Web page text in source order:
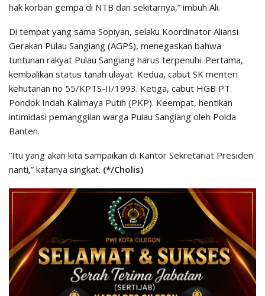
hak korban gempa di NTB dan sekitarnya,” imbuh Ali.
Di tempat yang sama Sopiyan, selaku Koordinator Aliansi
Gerakan Pulau Sangiang (AGPS), menegaskan bahwa
tuntunan rakyat Pulau Sangiang harus terpenuhi. Pertama,
kembalikan status tanah ulayat. Kedua, cabut SK menteri
kehutanan no 55/KPTS-II/1993. Ketiga, cabut HGB PT.
Pondok Indah Kalimaya Putih (PKP). Keempat, hentikan
intimidasi pemanggilan warga Pulau Sangiang oleh Polda
Banten.
“Itu yang akan kita sampaikan di Kantor Sekretariat Presiden
nanti,” katanya singkat. (*/Cholis)